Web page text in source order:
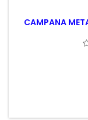
CAMPANA